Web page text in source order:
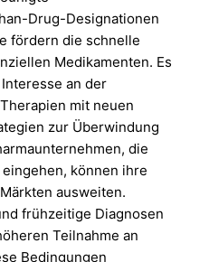
Drug-Designationen
fördern die schnelle
Medikamenten. Es
an der
mit neuen
zur Überwindung
die
können ihre
ausweiten.
frühzeitige Diagnosen
Teilnahme an
Bedingungen